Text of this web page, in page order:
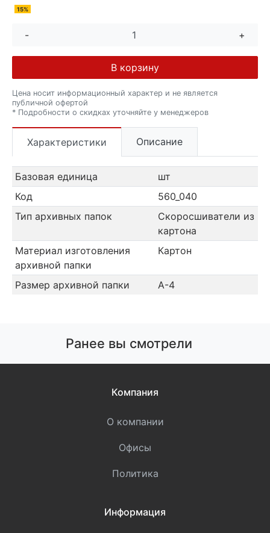
15%
- +
В корзину
Цена носит информационный характер и не является
публичной офертой
* Подробности о скидках уточняйте у менеджеров
Характеристики Описание
Базовая единица
шт
Код
560_040
Тип архивных папок
Скоросшиватели из
картона
Материал изготовления
архивной папки
Картон
Размер архивной папки А-4
Ранее вы смотрели
Компания
О компании
Офисы
Политика
Информация